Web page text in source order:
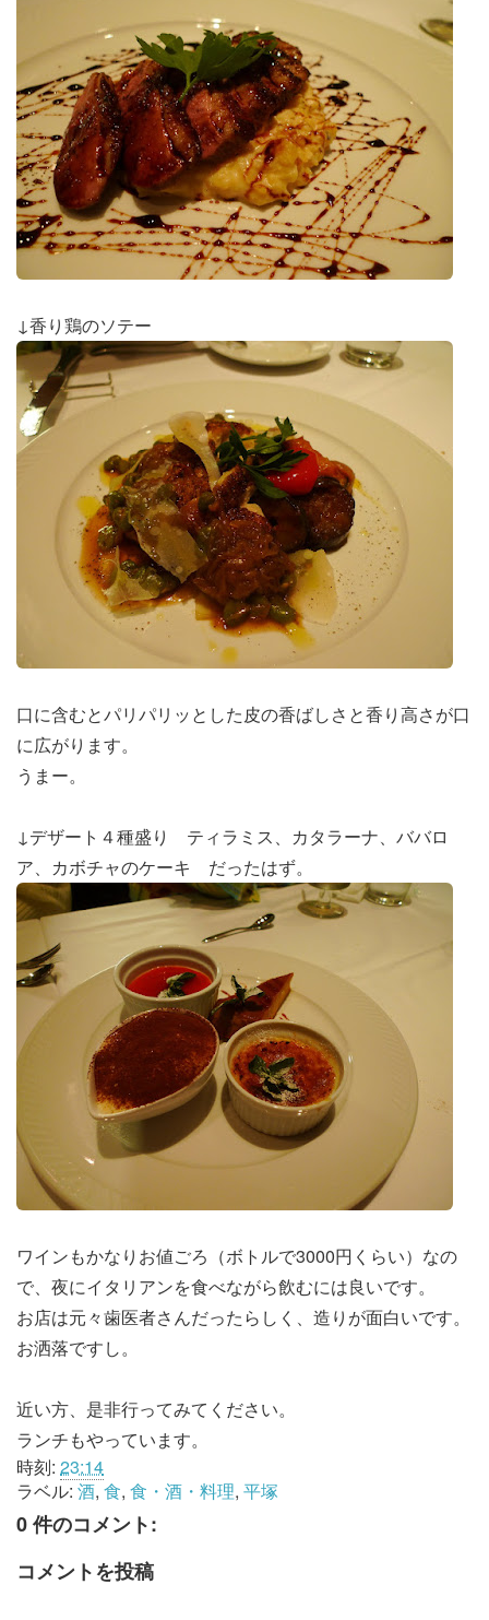
↓香り鶏のソテー
口に含むとパリパリッとした皮の香ばしさと香り高さが口
に広がります。
うまー。
↓デザート４種盛り ティラミス、カタラーナ、ババロ
ア、カボチャのケーキ だったはず。
ワインもかなりお値ごろ（ボトルで3000円くらい）なの
で、夜にイタリアンを食べながら飲むには良いです。
お店は元々歯医者さんだったらしく、造りが面白いです。
お洒落ですし。
近い方、是非行ってみてください。
ランチもやっています。
時刻: 23:14
ラベル: 酒, 食, 食・酒・料理, 平塚
0 件のコメント:
コメントを投稿